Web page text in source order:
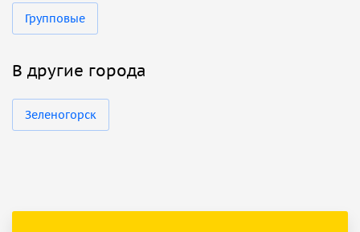
Групповые
В другие города
Зеленогорск